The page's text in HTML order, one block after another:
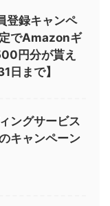
登録キャンペ
でAmazonギ
円分が貰え
日まで】
ングサービス
キャンペーン